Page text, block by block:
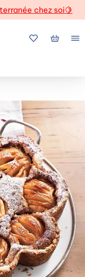
chez soi🍋
Mes favoris
Mon